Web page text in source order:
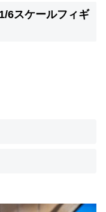
6スケールフィギ